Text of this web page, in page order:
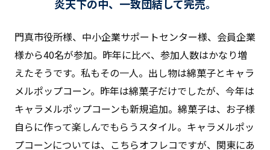
炎天下の中、一致団結して完売。
門真市役所様、中小企業サポートセンター様、会員企業
様から40名が参加。昨年に比べ、参加人数はかなり増
えたそうです。私もその一人。出し物は綿菓子とキャラ
メルポップコーン。昨年は綿菓子だけでしたが、今年は
キャラメルポップコーンも新規追加。綿菓子は、お子様
自らに作って楽しんでもらうスタイル。キャラメルポッ
プコーンについては、こちらオフレコですが、関東にあ